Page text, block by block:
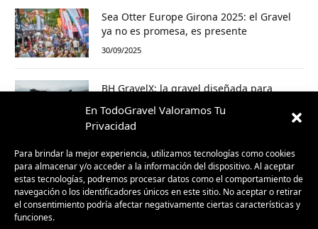
En TodoGravel Valoramos Tu
Privacidad
Para brindar la mejor experiencia, utilizamos tecnologías como cookies
para almacenar y/o acceder a la información del dispositivo. Al aceptar
estas tecnologías, podremos procesar datos como el comportamiento de
navegación o los identificadores únicos en este sitio. No aceptar o retirar
el consentimiento podría afectar negativamente ciertas características y
funciones.
Sea Otter Europe Girona 2025: el Gravel
ya no es promesa, es presente
30/09/2025
BH GravelX: la gravel diseñada para
23/09/2025